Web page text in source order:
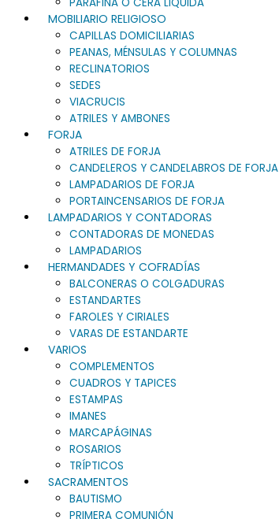
MOBILIARIO RELIGIOSO
CAPILLAS DOMICILIARIAS
PEANAS, MÉNSULAS Y COLUMNAS
RECLINATORIOS
SEDES
VIACRUCIS
ATRILES Y AMBONES
FORJA
ATRILES DE FORJA
CANDELEROS Y CANDELABROS DE FORJA
LAMPADARIOS DE FORJA
PORTAINCENSARIOS DE FORJA
LAMPADARIOS Y CONTADORAS
CONTADORAS DE MONEDAS
LAMPADARIOS
HERMANDADES Y COFRADÍAS
BALCONERAS O COLGADURAS
ESTANDARTES
FAROLES Y CIRIALES
VARAS DE ESTANDARTE
VARIOS
COMPLEMENTOS
CUADROS Y TAPICES
ESTAMPAS
IMANES
MARCAPÁGINAS
ROSARIOS
TRÍPTICOS
SACRAMENTOS
BAUTISMO
PRIMERA COMUNIÓN